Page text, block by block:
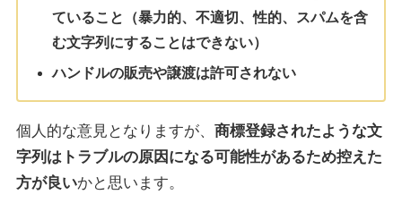
ていること（暴力的、不適切、性的、スパムを含
む文字列にすることはできない）
ハンドルの販売や譲渡は許可されない
個人的な意見となりますが、 商標登録されたような文
字列はトラブルの原因になる可能性があるため控えた
方が良いかと思います。